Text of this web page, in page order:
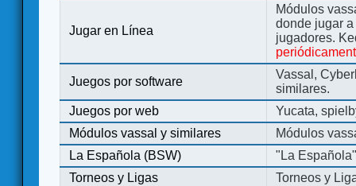
Jugar en Línea
Módulos
donde jugar
jugadores.
Juegos por software
Vassal,
similares.
Juegos por web
Yucata,
Módulos vassal y similares
Módulos
La Española (BSW)
"La
Torneos y Ligas
Torneos y